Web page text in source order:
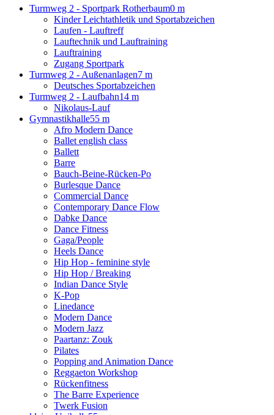
Turmweg 2 - Sportpark Rotherbaum0 m
Kinder Leichtathletik und Sportabzeichen
Laufen - Lauftreff
Lauftechnik und Lauftraining
Lauftraining
Zugang Sportpark
Turmweg 2 - Außenanlagen7 m
Deutsches Sportabzeichen
Turmweg 2 - Laufbahn14 m
Nikolaus-Lauf
Gymnastikhalle55 m
Afro Modern Dance
Ballet english class
Ballett
Barre
Bauch-Beine-Rücken-Po
Burlesque Dance
Commercial Dance
Contemporary Dance Flow
Dabke Dance
Dance Fitness
Gaga/People
Heels Dance
Hip Hop - feminine style
Hip Hop / Breaking
Indian Dance Style
K-Pop
Linedance
Modern Dance
Modern Jazz
Paartanz: Zouk
Pilates
Popping and Animation Dance
Reggaeton Workshop
Rückenfitness
The Barre Experience
Twerk Fusion